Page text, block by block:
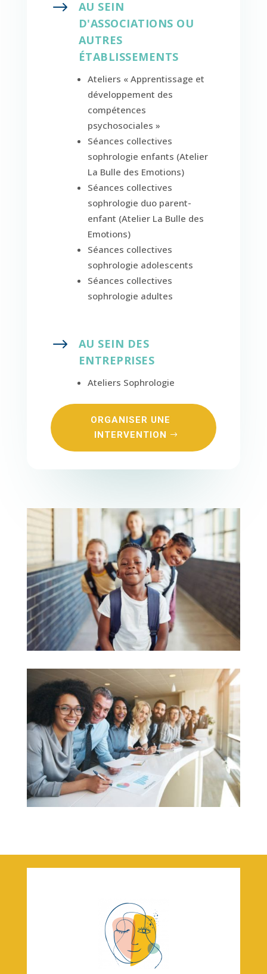
$
AU SEIN
D'ASSOCIATIONS OU
AUTRES
ÉTABLISSEMENTS
Ateliers « Apprentissage et
développement des
compétences
psychosociales »
Séances collectives
sophrologie enfants (Atelier
La Bulle des Emotions)
Séances collectives
sophrologie duo parent-
enfant (Atelier La Bulle des
Emotions)
Séances collectives
sophrologie adolescents
Séances collectives
sophrologie adultes
$
AU SEIN DES
ENTREPRISES
Ateliers Sophrologie
ORGANISER UNE
INTERVENTION